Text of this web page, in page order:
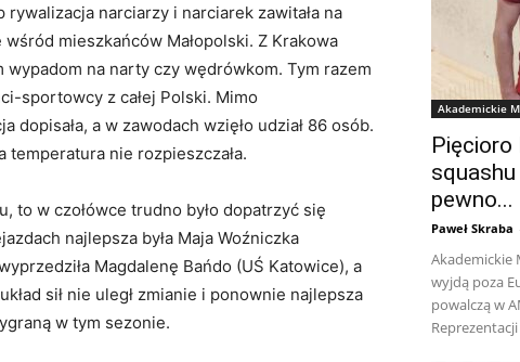
narciarzy i narciarek zawitała na
mieszkańców Małopolski. Z Krakowa
na narty czy wędrówkom. Tym razem
sportowcy z całej Polski. Mimo
a w zawodach wzięło udział 86 osób.
temperatura nie rozpieszczała.
to w czołówce trudno było dopatrzyć się
najlepsza była Maja Woźniczka
Magdalenę Bańdo (UŚ Katowice), a
sił nie uległ zmianie i ponownie najlepsza
w tym sezonie.
Akademickie
pewno...
Paweł Skraba
Akademickie
wyjdą poza
powalczą w